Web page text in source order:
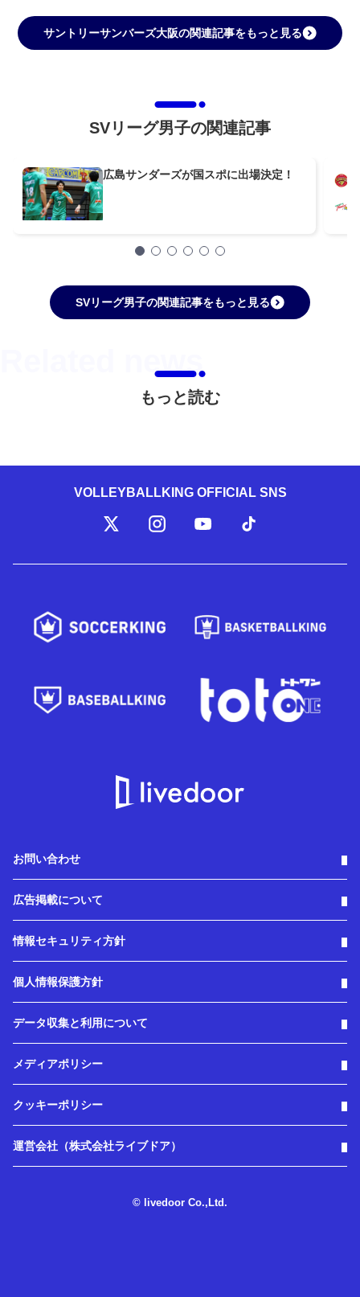
サントリーサンバーズ大阪の関連記事をもっと見る
SVリーグ男子の関連記事
広島サンダーズが国スポに出場決定！
SVリーグ男子の関連記事をもっと見る
もっと読む
VOLLEYBALLKING OFFICIAL SNS
お問い合わせ
広告掲載について
情報セキュリティ方針
個人情報保護方針
データ収集と利用について
メディアポリシー
クッキーポリシー
運営会社（株式会社ライブドア）
© livedoor Co.,Ltd.